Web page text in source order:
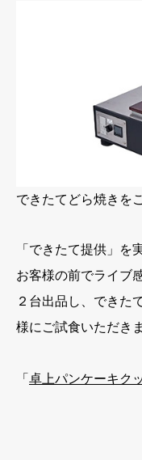
できたてどら焼きを
「できたて提供」を
お客様の前でライブ
２台出品し、できた
様にご試食いただき
「 卓上パンケーキク